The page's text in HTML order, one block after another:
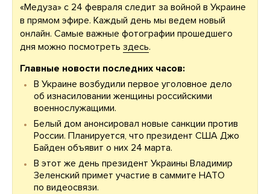
«Медуза» с 24 февраля следит за войной в Украине
в прямом эфире. Каждый день мы ведем новый
онлайн. Самые важные фотографии прошедшего
дня можно посмотреть здесь.
Главные новости последних часов:
В Украине возбудили первое уголовное дело
об изнасиловании женщины российскими
военнослужащими.
Белый дом анонсировал новые санкции против
России. Планируется, что президент США Джо
Байден объявит о них 24 марта.
В этот же день президент Украины Владимир
Зеленский примет участие в саммите НАТО
по видеосвязи.